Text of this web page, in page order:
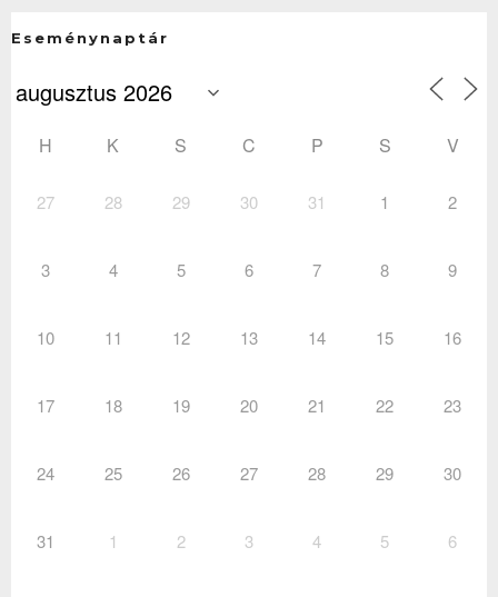
Eseménynaptár
H K S C P S V
27 28 29 30 31 1 2
3 4 5 6 7 8 9
10 11 12 13 14 15 16
17 18 19 20 21 22 23
24 25 26 27 28 29 30
31 1 2 3 4 5 6